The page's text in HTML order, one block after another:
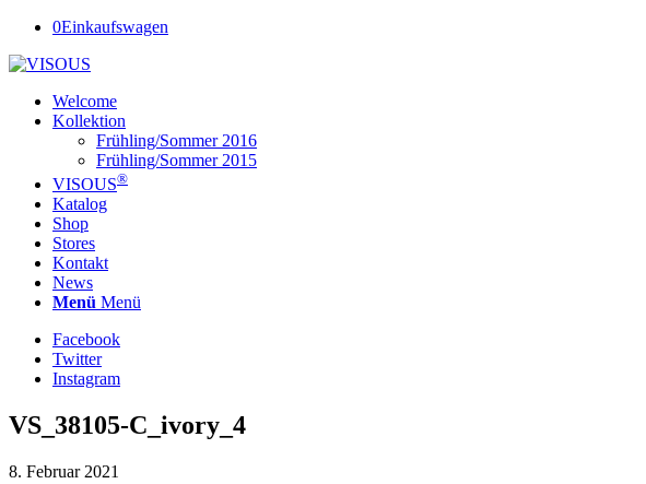
0Einkaufswagen
Welcome
Kollektion
Frühling/Sommer 2016
Frühling/Sommer 2015
VISOUS®
Katalog
Shop
Stores
Kontakt
News
Menü Menü
Facebook
Twitter
Instagram
VS_38105-C_ivory_4
8. Februar 2021